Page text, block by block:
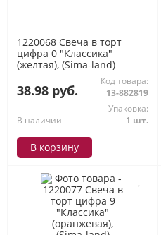
1220068 Свеча в торт
цифра 0 "Классика"
(желтая), (Sima-land)
38.98 руб.
Код товара:
13-882819
В наличии
Упаковка:
1 шт.
В корзину